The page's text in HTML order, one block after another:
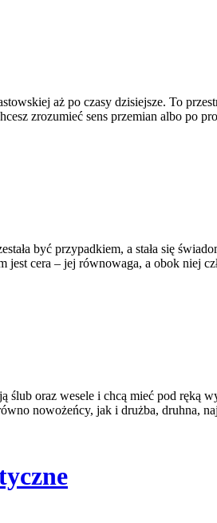
aż po czasy dzisiejsze. To
zrozumieć sens przemian albo po
być przypadkiem, a stała się
cera – jej równowaga, a obok niej
oraz wesele i chcą mieć pod ręką
nowożeńcy, jak i drużba, druhna,